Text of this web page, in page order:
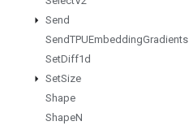
Send
SendTPUEmbeddingGradients
SetDiff1d
SetSize
Shape
ShapeN